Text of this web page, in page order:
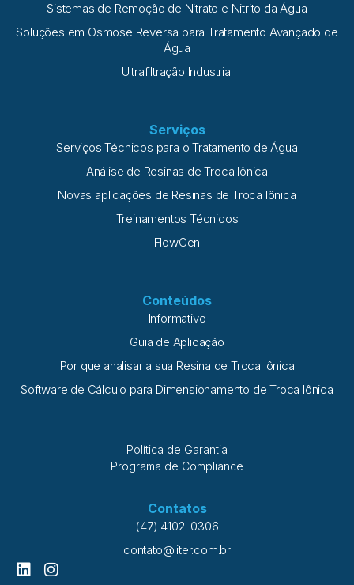
Sistemas de Remoção de Nitrato e Nitrito da Água
Soluções em Osmose Reversa para Tratamento Avançado de
Água
Ultrafiltração Industrial
Serviços
Serviços Técnicos para o Tratamento de Água
Análise de Resinas de Troca Iônica
Novas aplicações de Resinas de Troca Iônica
Treinamentos Técnicos
FlowGen
Conteúdos
Informativo
Guia de Aplicação
Por que analisar a sua Resina de Troca Iônica
Software de Cálculo para Dimensionamento de Troca Iônica
Política de Garantia
Programa de Compliance
Contatos
(47) 4102-0306
contato@liter.com.br